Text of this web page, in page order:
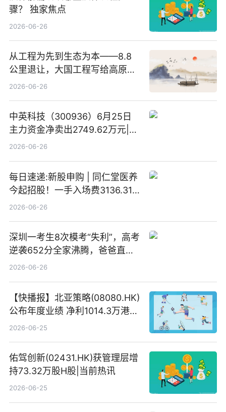
骤？ 独家焦点
2026-06-26
从工程为先到生态为本——8.8
公里退让，大国工程写给高原生
灵的温柔情书
2026-06-26
中英科技（300936）6月25日
主力资金净卖出2749.62万元|每
日速看
2026-06-26
每日速递:新股申购 | 同仁堂医养
今起招股！一手入场费3136.31
港元
2026-06-26
深圳一考生8次模考“失利”，高考
逆袭652分全家沸腾，爸爸直呼
“没查错吧” 焦点简讯
2026-06-26
【快播报】北亚策略(08080.HK)
公布年度业绩 净利1014.3万港元
同比扭亏为盈
2026-06-25
佑驾创新(02431.HK)获管理层增
持73.32万股H股|当前热讯
2026-06-25